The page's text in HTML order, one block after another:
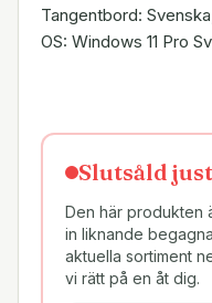
Tangentbord:
OS: Windows 11 Pro
Slutsåld
Den här produkten
in liknande
aktuella sortiment
vi rätt på en åt dig.